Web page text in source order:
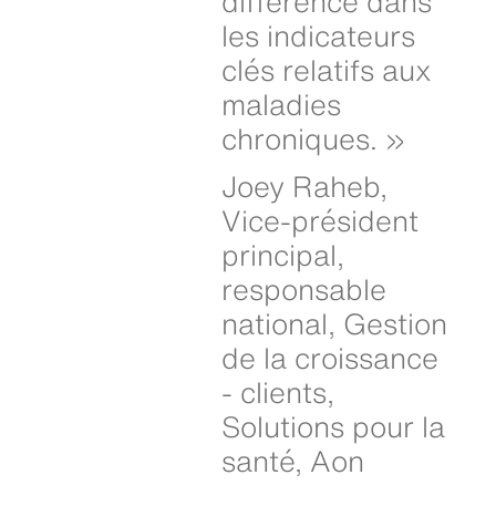
les indicateurs
clés relatifs aux
maladies
chroniques. »
Joey Raheb,
Vice-président
principal,
responsable
national, Gestion
de la croissance
- clients,
Solutions pour la
santé, Aon